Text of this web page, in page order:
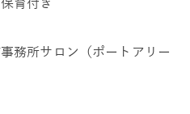
務所サロン（ポートアリー